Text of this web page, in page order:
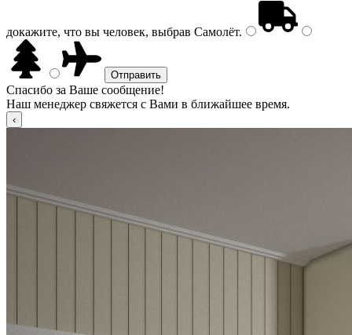
докажите, что вы человек, выбрав Самолёт.
Спасибо за Ваше сообщение!
Наш менеджер свяжется с Вами в ближайшее время.